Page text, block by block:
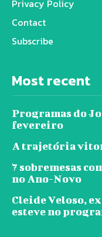
Privacy Policy
Contact
Subscribe
Most recent
Programas do
fevereiro
A trajetória
7 sobremesas
no Ano-Novo
Cleide Veloso,
esteve no